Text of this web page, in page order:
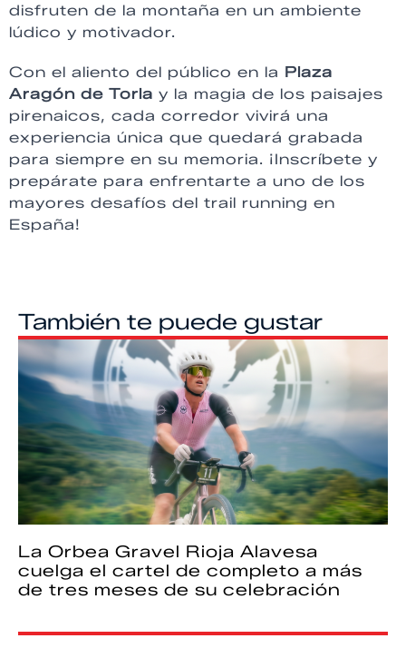
disfruten de la montaña en un ambiente
lúdico y motivador.
Con el aliento del público en la Plaza
Aragón de Torla y la magia de los paisajes
pirenaicos, cada corredor vivirá una
experiencia única que quedará grabada
para siempre en su memoria. ¡Inscríbete y
prepárate para enfrentarte a uno de los
mayores desafíos del trail running en
España!
También te puede gustar
La Orbea Gravel Rioja Alavesa
cuelga el cartel de completo a más
de tres meses de su celebración